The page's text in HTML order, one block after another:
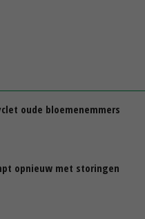
oude bloemenemmers
opnieuw met storingen